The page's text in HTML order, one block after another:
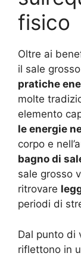
fisico
Oltre ai
il sale
pratiche
molte
elemento
le energie
corpo e
bagno di
sale grosso
ritrovare
periodi di
Dal punto di
riflettono in